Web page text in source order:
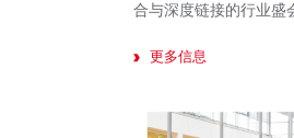
合与深度链接的行业盛
更多信息